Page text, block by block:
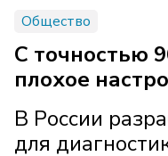
Общество
С точностью
плохое
В России
для